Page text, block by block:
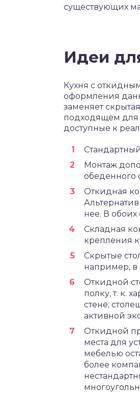
существующих
Идеи
Кухня с
оформления
заменяет
подходящем для
доступные к
Монтаж
обеденного
Откидная
нее. В обоих
Складная
крепления к
Скрытые
например, в
Откидной
полку, т. к.
стене;
активной
Откидной
места для
мебелью
более